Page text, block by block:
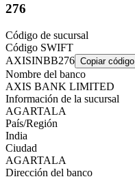
276
Código de sucursal
Código SWIFT
AXISINBB276 Copiar código
Nombre del banco
AXIS BANK LIMITED
Información de la sucursal
AGARTALA
País/Región
India
Ciudad
AGARTALA
Dirección del banco